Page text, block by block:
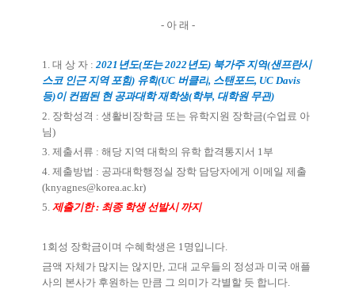
- 아 래 -
1. 대 상 자 : 2021 년도(또는2022년도) 북가주 지역(샌프란시
스코 인근 지역 포함) 유학(UC 버클리, 스탠포드, UC Davis
등)이 컨펌된 현 공과대학 재학생(학부, 대학원 무관)
2. 장학성격 : 생활비장학금 또는 유학지원 장학금(수업료 아
님)
3. 제출서류 : 해당 지역 대학의 유학 합격통지서 1부
4. 제출방법 : 공과대학행정실 장학 담당자에게 이메일 제출
(knyagnes@korea.ac.kr)
5. 제출기한: 최종 학생 선발시 까지
1회성 장학금이며 수혜학생은 1명입니다.
금액 자체가 많지는 않지만, 고대 교우들의 정성과 미국 애플
사의 본사가 후원하는 만큼 그 의미가 각별할 듯 합니다.